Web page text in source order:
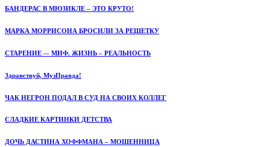
БАНДЕРАС В МЮЗИКЛЕ – ЭТО КРУТО!
МАРКА МОРРИСОНА БРОСИЛИ ЗА РЕШЕТКУ
СТАРЕНИЕ -– МИФ. ЖИЗНЬ – РЕАЛЬНОСТЬ
Здравствуй, МузПравда!
ЧАК НЕГРОН ПОДАЛ В СУД НА СВОИХ КОЛЛЕГ
СЛАДКИЕ КАРТИНКИ ДЕТСТВА
ДОЧЬ ДАСТИНА ХОФФМАНА – МОШЕННИЦА